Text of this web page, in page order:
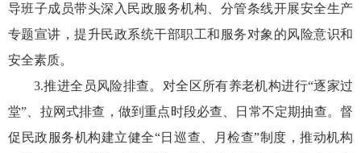
导班子成员带头深入民政服务机构、分管条线开展安全生产
专题宣讲，提升民政系统干部职工和服务对象的风险意识和
安全素质。
3.推进全员风险排查。对全区所有养老机构进行“逐家过
堂”、拉网式排查，做到重点时段必查、日常不定期抽查。督
促民政服务机构建立健全“日巡查、月检查”制度，推动机构